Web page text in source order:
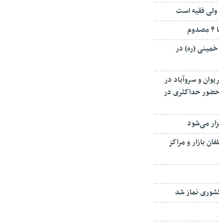
خمینی (ره) در
و سروآباد در
حداکثری در
می‌شود
بازار و مراکز
نماز شد